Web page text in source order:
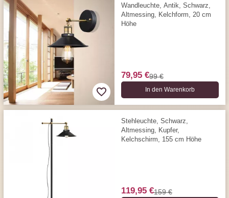
Wandleuchte, Antik, Schwarz,
Altmessing, Kelchform, 20 cm
Höhe
79,95 €99 €
In den Warenkorb
Stehleuchte, Schwarz,
Altmessing, Kupfer,
Kelchschirm, 155 cm Höhe
119,95 €159 €